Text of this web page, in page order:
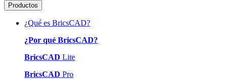
Productos
¿Qué es BricsCAD?
¿Por qué BricsCAD?
BricsCAD Lite
BricsCAD Pro